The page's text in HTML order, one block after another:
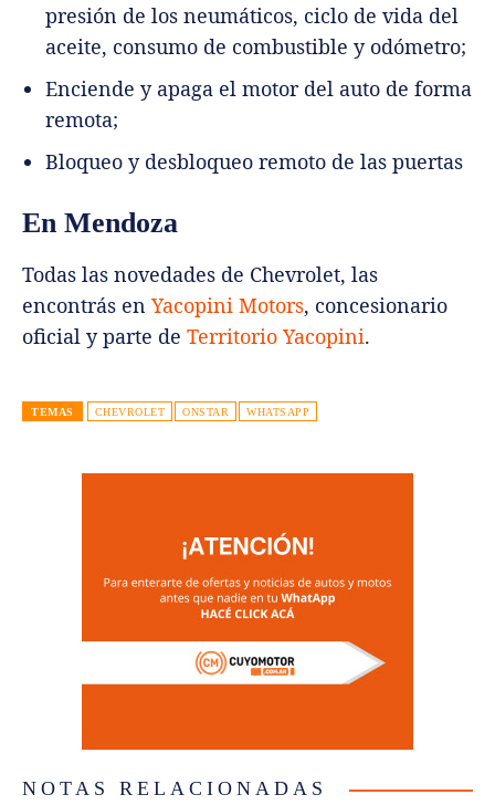
presión de los neumáticos, ciclo de vida del
aceite, consumo de combustible y odómetro;
Enciende y apaga el motor del auto de forma
remota;
Bloqueo y desbloqueo remoto de las puertas
En Mendoza
Todas las novedades de Chevrolet, las
encontrás en Yacopini Motors, concesionario
oficial y parte de Territorio Yacopini.
TEMAS CHEVROLET ONSTAR WHATSAPP
NOTAS RELACIONADAS